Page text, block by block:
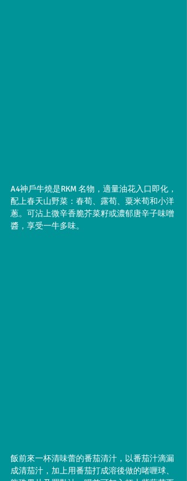
A4神戶牛燒是RKM 名物，適量油花入口即化，
配上春天山野菜：春荀、露荀、粟米荀和小洋
蔥。可沾上微辛香脆芥菜籽或濃郁唐辛子味噌
醬，享受一牛多味。
飯前來一杯清味蕾的番茄清汁，以番茄汁滴漏
成清茄汁，加上用番茄打成溶後做的啫喱球、